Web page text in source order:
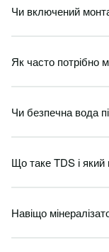
Чи включений
Як часто потрібно
Чи безпечна вода
Що таке TDS і
Навіщо